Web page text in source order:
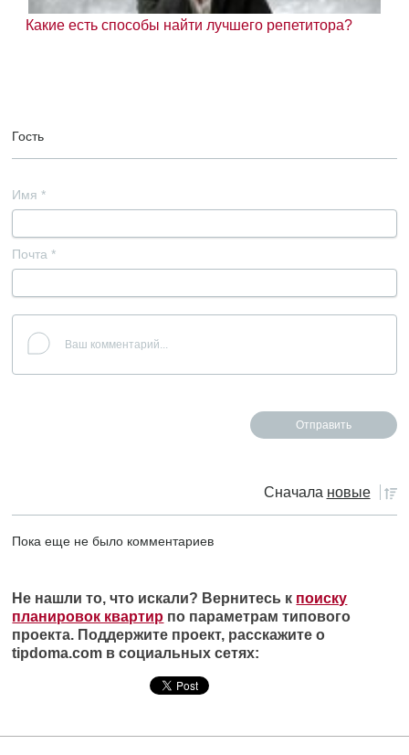
Какие есть способы найти лучшего репетитора?
Гость
Имя *
Почта *
Сначала новые
Пока еще не было комментариев
Не нашли то, что искали? Вернитесь к поиску
планировок квартир по параметрам типового
проекта. Поддержите проект, расскажите о
tipdoma.com в социальных сетях: